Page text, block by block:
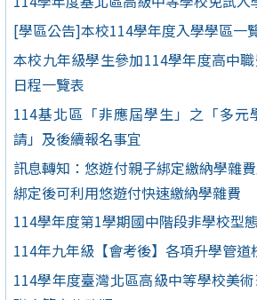
[學區公告]本校114學年度入學學區一
本校九年級學生參加114學年度高中
日程一覽表
114基北區「非應屆學生」之「多元
請」及後續報名事宜
訊息轉知：悠遊付親子綁定繳納學雜
綁定後可利用悠遊付快速繳納學雜費
114學年度第1學期國中階段非學校型
114年九年級【會考後】各項升學管道
114學年度臺灣北區高級中等學校美